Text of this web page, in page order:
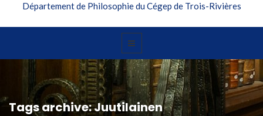
Département de Philosophie du Cégep de Trois-Rivières
Tags archive: Juutilainen